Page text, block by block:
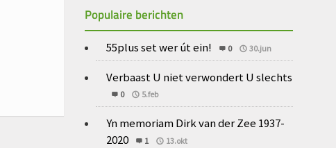
Populaire berichten
55plus set wer út ein! 0 30.jun
Verbaast U niet verwondert U slechts
0 5.feb
Yn memoriam Dirk van der Zee 1937-
2020
1 13.okt